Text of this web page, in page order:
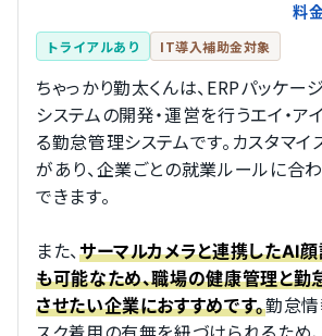
料
トライアルあり
IT導入補助金対象
ちゃっかり勤太くんは、ERPパッケー
システムの開発・運営を行うエイ・ア
る勤怠管理システムです。カスタマ
があり、企業ごとの就業ルールに合
できます。
また、サーマルカメラと連携したAI
も可能なため、職場の健康管理と勤
させたい企業におすすめです。勤怠情